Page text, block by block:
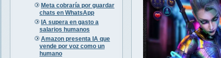
Meta cobraría por guardar
chats en WhatsApp
IA supera en gasto a
salarios humanos
Amazon presenta IA que
vende por voz como un
humano